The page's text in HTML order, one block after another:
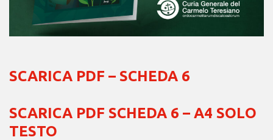
SCARICA PDF – SCHEDA 6
SCARICA PDF SCHEDA 6 – A4 SOLO
TESTO